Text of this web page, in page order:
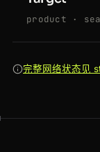
product ·
完整网络状态见